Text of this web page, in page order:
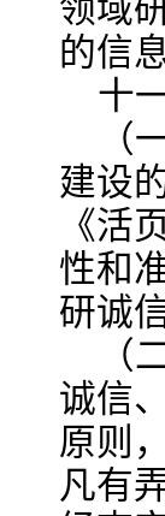
领域
的信
十
（
建设
《活
性和
研诚
（
诚信
原则
凡有